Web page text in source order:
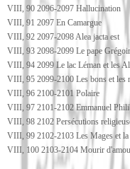
VIII, 90 2096-2097 Hallucination
VIII, 91 2097 En Camargue
VIII, 92 2097-2098 Alea jacta est
VIII, 93 2098-2099 Le pape
VIII, 94 2099 Le lac Léman et les
VIII, 95 2099-2100 Les bons et les
VIII, 96 2100-2101 Polaire
VIII, 97 2101-2102 Emmanuel
VIII, 98 2102 Persécutions
VIII, 99 2102-2103 Les Mages et la
VIII, 100 2103-2104 Mourir